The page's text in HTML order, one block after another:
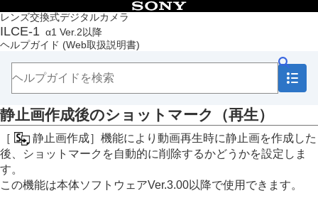
レンズ交換式デジタルカメラ
ILCE-1 α1 Ver.2以降
ヘルプガイド (Web取扱説明書)
目次
トップページ
ヘルプガイドの使いかた
本体と付属品を確認する
本機の基本操作
準備/基本的な撮影
MENU一覧から機能を探す
撮影機能を活用する
カメラをカスタマイズする
再生する
静止画作成後のショットマーク（再生）
［ 静止画作成］ 機能により動画再生時に静止画を作成した
後、ショットマークを自動的に削除するかどうかを設定しま
す。
この機能は本体ソフトウェアVer.3.00以降で使用できます。